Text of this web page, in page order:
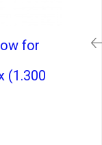
for
(1.300